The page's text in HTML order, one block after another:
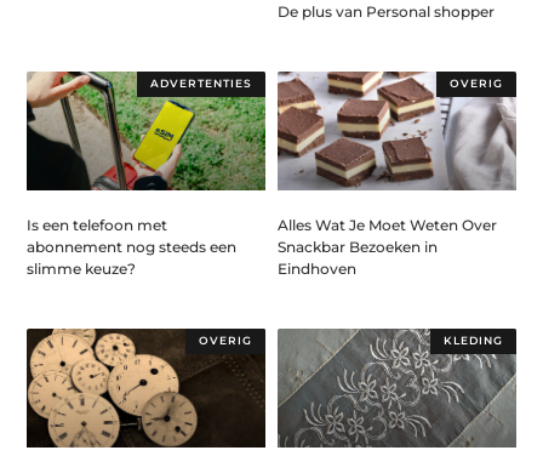
De plus van Personal shopper
ADVERTENTIES
Is een telefoon met
abonnement nog steeds een
slimme keuze?
OVERIG
Alles Wat Je Moet Weten Over
Snackbar Bezoeken in
Eindhoven
OVERIG KLEDING